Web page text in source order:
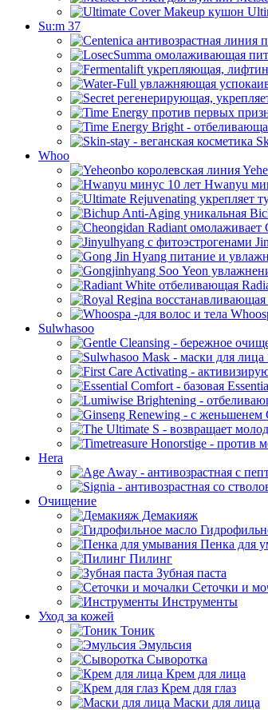
Su:m 37
Whoo
Hwanyu
Sulwhasoo
Hera
Очищение
Демакияж
Пенка для
Пилинг
Зубная паста
Сеточки и
Инструменты
Уход за кожей
Тоник
Эмульсия
Сыворотка
Крем для лица
Крем для глаз
Маски для лица